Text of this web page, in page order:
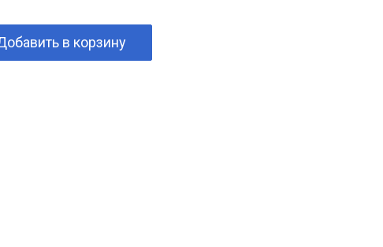
в корзину